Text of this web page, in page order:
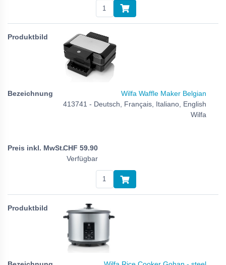
Wilfa Waffle Maker Belgian
413741 - Deutsch, Français, Italiano, English
Wilfa
CHF 59.90
Verfügbar